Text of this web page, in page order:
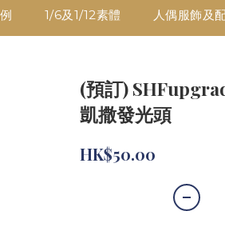
1/6及1/12素體 人偶服飾及
(預訂)
凱撒發光頭
HK$50.00